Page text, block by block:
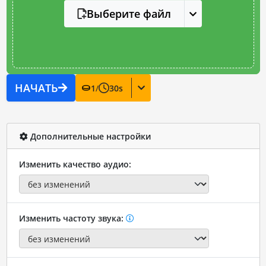
Выберите файл
НАЧАТЬ 1/ 30s
Дополнительные настройки
Изменить качество аудио:
Изменить частоту звука: